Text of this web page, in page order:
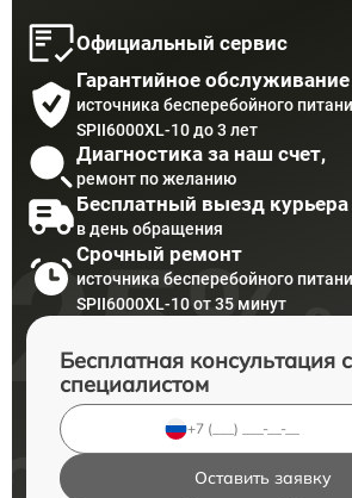
Официальный сервис
Гарантийное обслуживание
источника бесперебойного
SPII6000XL-10 до 3 лет
Диагностика за наш счет,
ремонт по желанию
Бесплатный выезд курьера
в день обращения
Срочный ремонт
источника бесперебойного
SPII6000XL-10 от 35 минут
Бесплатная консультация
специалистом
Оставить заявку